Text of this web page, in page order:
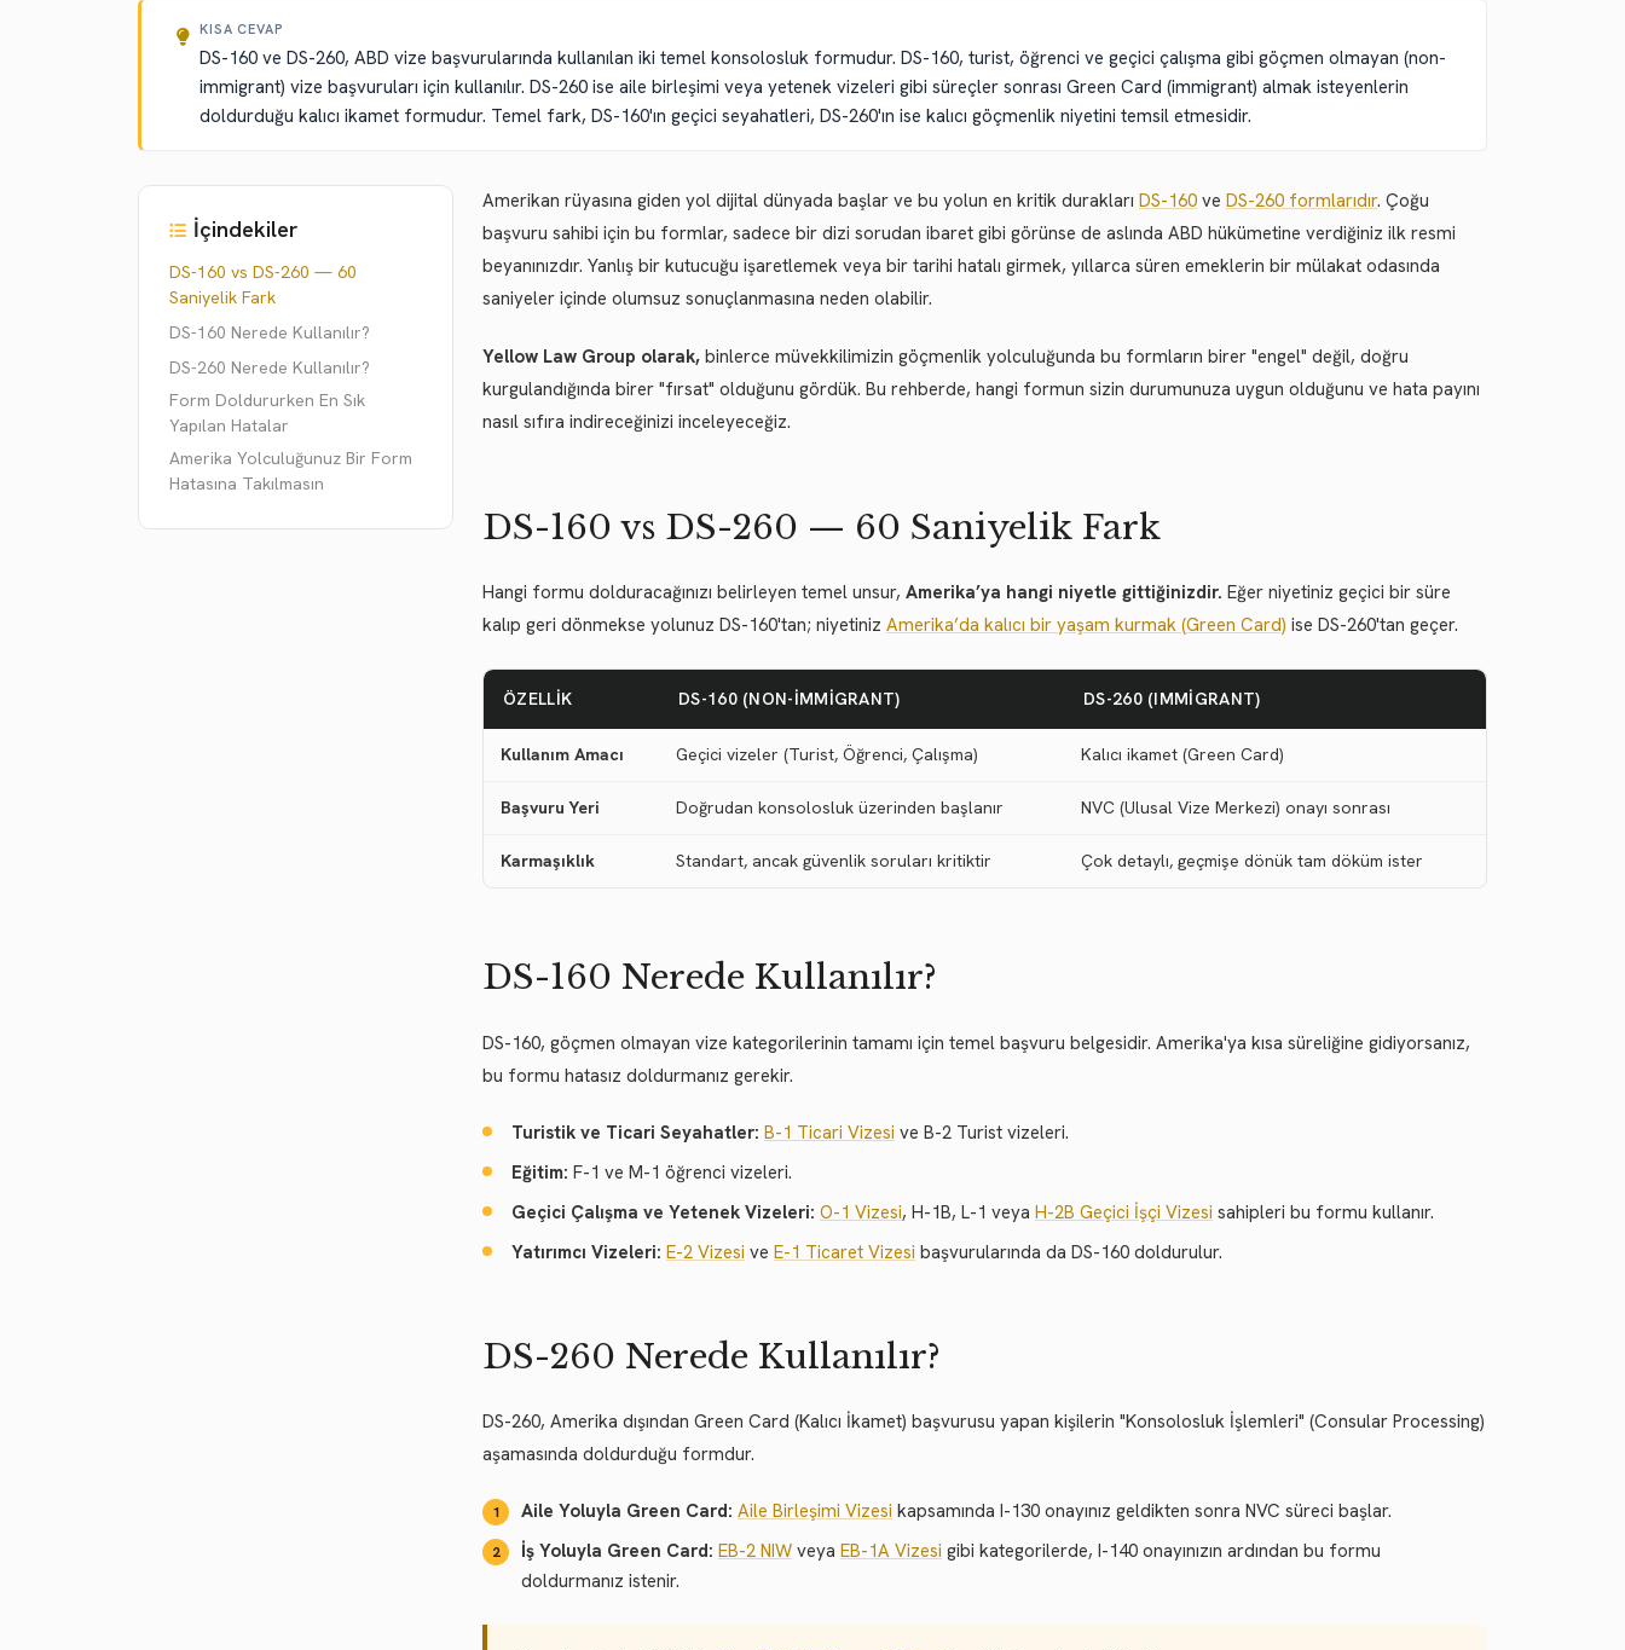
KISA CEVAP
DS-160 ve DS-260, ABD vize başvurularında kullanılan iki temel konsolosluk formudur. DS-160, turist, öğrenci ve geçici çalışma gibi göçmen olmayan (non-
immigrant) vize başvuruları için kullanılır. DS-260 ise aile birleşimi veya yetenek vizeleri gibi süreçler sonrası Green Card (immigrant) almak isteyenlerin
doldurduğu kalıcı ikamet formudur. Temel fark, DS-160'ın geçici seyahatleri, DS-260'ın ise kalıcı göçmenlik niyetini temsil etmesidir.
İçindekiler
DS-160 vs DS-260 — 60
Saniyelik Fark
DS-160 Nerede Kullanılır?
DS-260 Nerede Kullanılır?
Form Doldururken En Sık
Yapılan Hatalar
Amerika Yolculuğunuz Bir Form
Hatasına Takılmasın
Amerikan rüyasına giden yol dijital dünyada başlar ve bu yolun en kritik durakları DS-160 ve DS-260 formlarıdır. Çoğu
başvuru sahibi için bu formlar, sadece bir dizi sorudan ibaret gibi görünse de aslında ABD hükümetine verdiğiniz ilk resmi
beyanınızdır. Yanlış bir kutucuğu işaretlemek veya bir tarihi hatalı girmek, yıllarca süren emeklerin bir mülakat odasında
saniyeler içinde olumsuz sonuçlanmasına neden olabilir.
Yellow Law Group olarak, binlerce müvekkilimizin göçmenlik yolculuğunda bu formların birer "engel" değil, doğru
kurgulandığında birer "fırsat" olduğunu gördük. Bu rehberde, hangi formun sizin durumunuza uygun olduğunu ve hata payını
nasıl sıfıra indireceğinizi inceleyeceğiz.
DS-160 vs DS-260 — 60 Saniyelik Fark
Hangi formu dolduracağınızı belirleyen temel unsur, Amerika’ya hangi niyetle gittiğinizdir. Eğer niyetiniz geçici bir süre
kalıp geri dönmekse yolunuz DS-160'tan; niyetiniz Amerika’da kalıcı bir yaşam kurmak (Green Card) ise DS-260'tan geçer.
ÖZELLIK DS-160 (NON-IMMIGRANT) DS-260 (IMMIGRANT)
Kullanım Amacı Geçici vizeler (Turist, Öğrenci, Çalışma) Kalıcı ikamet (Green Card)
Başvuru Yeri Doğrudan konsolosluk üzerinden başlanır NVC (Ulusal Vize Merkezi) onayı sonrası
Karmaşıklık Standart, ancak güvenlik soruları kritiktir Çok detaylı, geçmişe dönük tam döküm ister
DS-160 Nerede Kullanılır?
DS-160, göçmen olmayan vize kategorilerinin tamamı için temel başvuru belgesidir. Amerika'ya kısa süreliğine gidiyorsanız,
bu formu hatasız doldurmanız gerekir.
Turistik ve Ticari Seyahatler: B-1 Ticari Vizesi ve B-2 Turist vizeleri.
Eğitim: F-1 ve M-1 öğrenci vizeleri.
Geçici Çalışma ve Yetenek Vizeleri: O-1 Vizesi, H-1B, L-1 veya H-2B Geçici İşçi Vizesi sahipleri bu formu kullanır.
Yatırımcı Vizeleri: E-2 Vizesi ve E-1 Ticaret Vizesi başvurularında da DS-160 doldurulur.
DS-260 Nerede Kullanılır?
DS-260, Amerika dışından Green Card (Kalıcı İkamet) başvurusu yapan kişilerin "Konsolosluk İşlemleri" (Consular Processing)
aşamasında doldurduğu formdur.
Aile Yoluyla Green Card: Aile Birleşimi Vizesi kapsamında I-130 onayınız geldikten sonra NVC süreci başlar.
İş Yoluyla Green Card: EB-2 NIW veya EB-1A Vizesi gibi kategorilerde, I-140 onayınızın ardından bu formu
doldurmanız istenir.